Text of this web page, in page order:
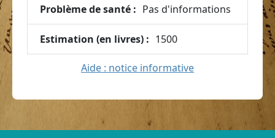
Problème de santé : Pas d'informations
Estimation (en livres) : 1500
Aide : notice informative